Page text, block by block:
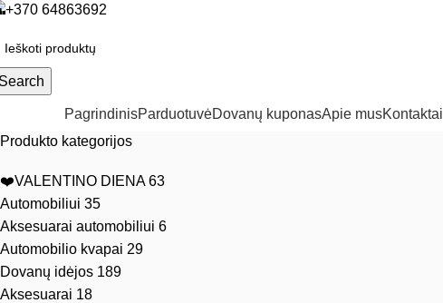
+370 64863692
PagrindinisParduotuvėDovanų kuponasApie musKontaktai
Produkto kategorijos
❤️VALENTINO DIENA 63
Automobiliui 35
Aksesuarai automobiliui 6
Automobilio kvapai 29
Dovanų idėjos 189
Aksesuarai 18